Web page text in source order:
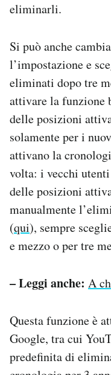
eliminarli.
Si può anche
l’impostazione e
eliminati dopo tre
attivare la funzione
delle posizioni
solamente per i
attivano la
volta: i vecchi
delle posizioni
manualmente
(qui), sempre
e mezzo o per tre
– Leggi anche: A
Questa funzione è
Google, tra cui
predefinita di